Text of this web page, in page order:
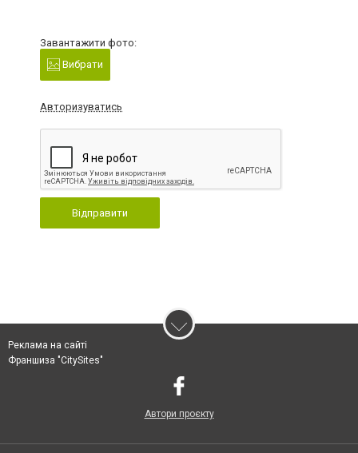
Завантажити фото:
Вибрати
Авторизуватись
Відправити
Реклама на сайті
Франшиза "CitySites"
Автори проєкту